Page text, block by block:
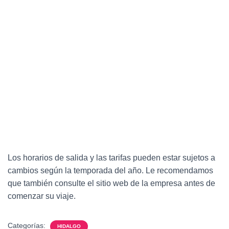
Los horarios de salida y las tarifas pueden estar sujetos a
cambios según la temporada del año. Le recomendamos
que también consulte el sitio web de la empresa antes de
comenzar su viaje.
Categorías: HIDALGO